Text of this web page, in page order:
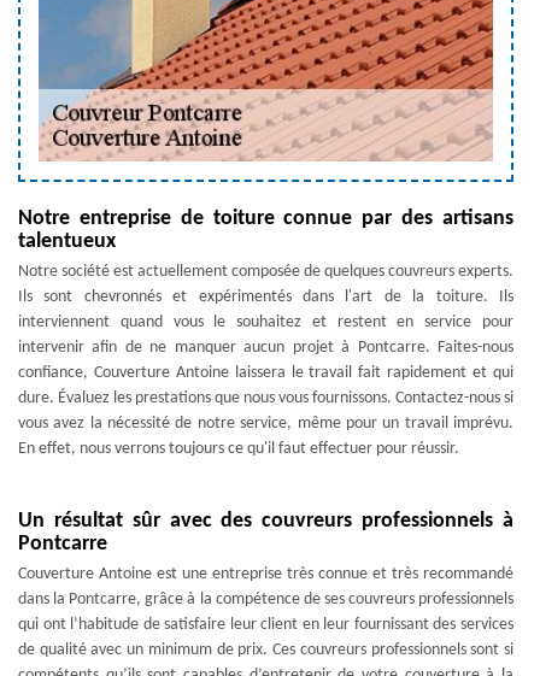
Notre entreprise de toiture connue par des artisans
talentueux
Notre société est actuellement composée de quelques couvreurs experts.
Ils sont chevronnés et expérimentés dans l'art de la toiture. Ils
interviennent quand vous le souhaitez et restent en service pour
intervenir afin de ne manquer aucun projet à Pontcarre. Faites-nous
confiance, Couverture Antoine laissera le travail fait rapidement et qui
dure. Évaluez les prestations que nous vous fournissons. Contactez-nous si
vous avez la nécessité de notre service, même pour un travail imprévu.
En effet, nous verrons toujours ce qu'il faut effectuer pour réussir.
Un résultat sûr avec des couvreurs professionnels à
Pontcarre
Couverture Antoine est une entreprise très connue et très recommandé
dans la Pontcarre, grâce à la compétence de ses couvreurs professionnels
qui ont l’habitude de satisfaire leur client en leur fournissant des services
de qualité avec un minimum de prix. Ces couvreurs professionnels sont si